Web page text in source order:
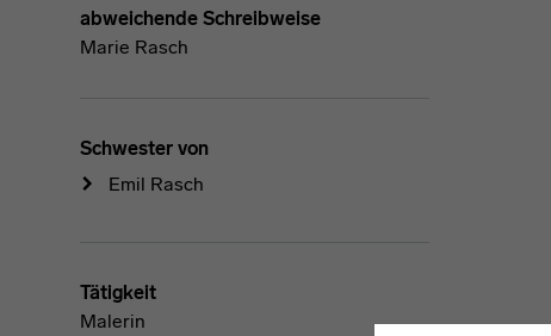
abweichende Schreibweise
Marie Rasch
Schwester von
Emil Rasch
Tätigkeit
Malerin